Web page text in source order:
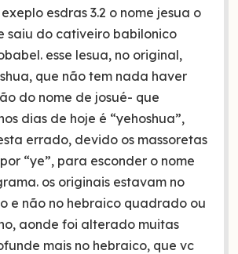
esdras 3.2 o nome jesua o
saiu do cativeiro babilonico
esse lesua, no original,
que não tem nada haver
do nome de josué- que
dias de hoje é “yehoshua”,
errado, devido os massoretas
“ye”, para esconder o nome
os originais estavam no
e não no hebraico quadrado ou
aonde foi alterado muitas
mais no hebraico, que vc